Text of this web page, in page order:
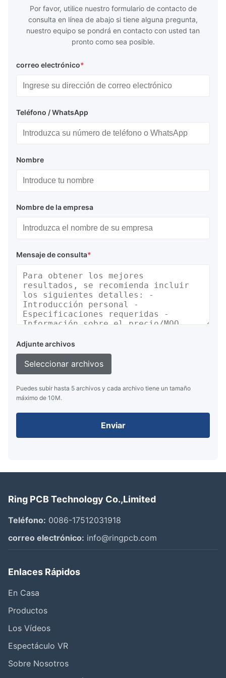
Por favor, utilice nuestro formulario de contacto de
consulta en línea de abajo si tiene alguna pregunta,
nuestro equipo se pondrá en contacto con usted tan
pronto como sea posible.
correo electrónico*
Teléfono / WhatsApp
Nombre
Nombre de la empresa
Mensaje de consulta*
Adjunte archivos
Seleccionar archivos
Puedes subir hasta 5 archivos y cada archivo tiene un tamaño
máximo de 10M.
Enviar
Ring PCB Technology Co.,Limited
Teléfono: 0086-17512031918
correo electrónico: info@ringpcb.com
Enlaces Rápidos
En Casa
Productos
Los Vídeos
Espectáculo VR
Sobre Nosotros